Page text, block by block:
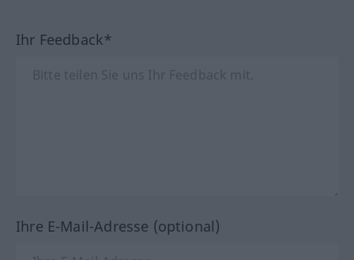
Ihr Feedback*
Ihre E-Mail-Adresse (optional)